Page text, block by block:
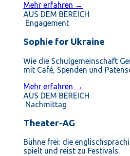
Mehr erfahren →
AUS DEM BEREICH
Engagement
Sophie for Ukraine
Wie die Schulgemeinschaft
mit Café, Spenden und
Mehr erfahren →
AUS DEM BEREICH
Nachmittag
Theater-AG
Bühne frei: die
spielt und reist zu Festivals.